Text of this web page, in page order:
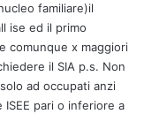
familiare)il
ise ed il primo
comunque x maggiori
il SIA p.s. Non
ad occupati anzi
pari o inferiore a